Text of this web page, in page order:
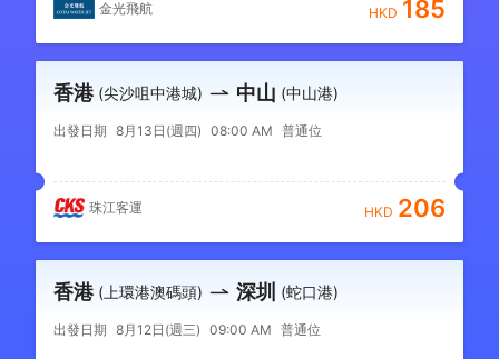
金光飛航 HKD 185
香港 (尖沙咀中港城) 中山 (中山港)
出發日期 8月13日(週四) 08:00 AM 普通位
珠江客運 HKD 206
香港 (上環港澳碼頭) 深圳 (蛇口港)
出發日期 8月12日(週三) 09:00 AM 普通位